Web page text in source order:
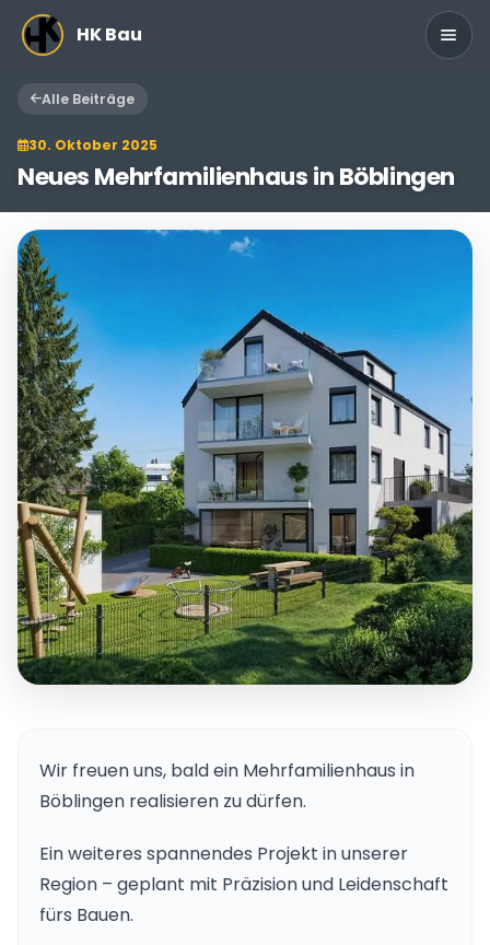
Zum Hauptinhalt springen
HK Bau
Alle Beiträge
30. Oktober 2025
Neues Mehrfamilienhaus in Böblingen
Wir freuen uns, bald ein Mehrfamilienhaus in
Böblingen realisieren zu dürfen.
Ein weiteres spannendes Projekt in unserer
Region – geplant mit Präzision und Leidenschaft
fürs Bauen.